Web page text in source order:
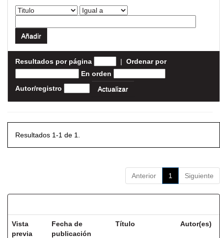
Resultados por página | Ordenar por
En orden
Autor/registro
Resultados 1-1 de 1.
Anterior 1 Siguiente
Vista
previa
Fecha de
publicación
Título Autor(es)